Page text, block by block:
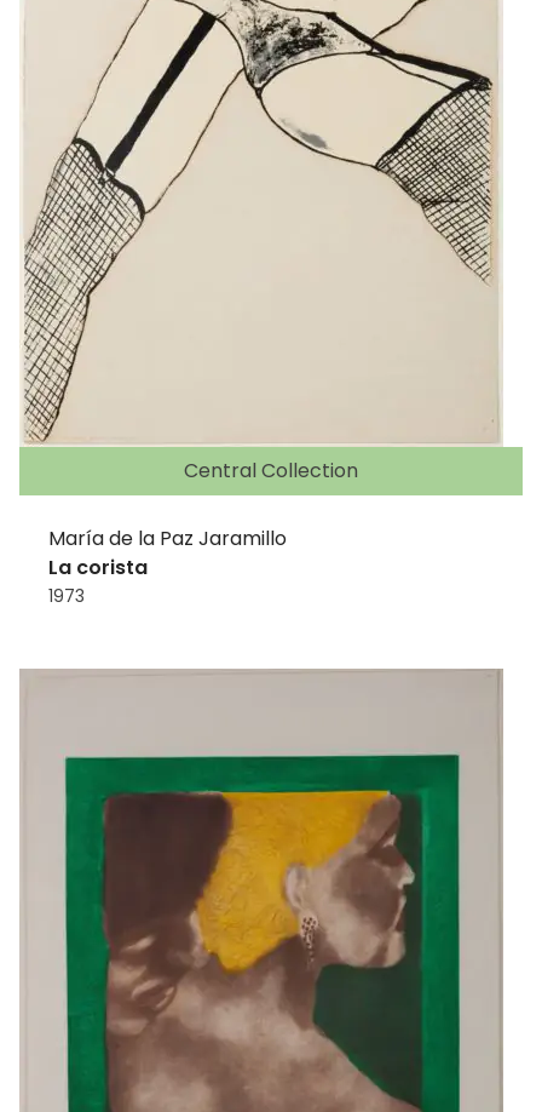
Central Collection
María de la Paz Jaramillo
La corista
1973